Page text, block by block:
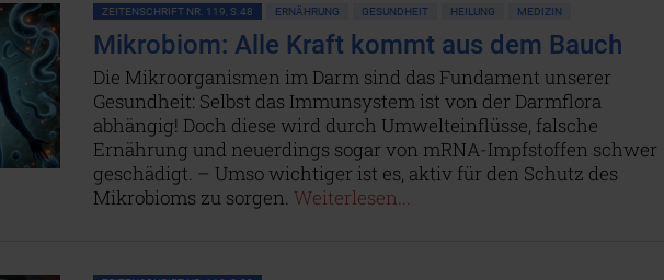
ZEITENSCHRIFT NR. 119, S.48 ERNÄHRUNG GESUNDHEIT HEILUNG MEDIZIN
Mikrobiom: Alle Kraft kommt aus dem Bauch
Die Mikroorganismen im Darm sind das Fundament unserer
Gesundheit: Selbst das Immunsystem ist von der Darmflora
abhängig! Doch diese wird durch Umwelteinflüsse, falsche
Ernährung und neuerdings sogar von mRNA-Impfstoffen schwer
geschädigt. – Umso wichtiger ist es, aktiv für den Schutz des
Mikrobioms zu sorgen. Weiterlesen...